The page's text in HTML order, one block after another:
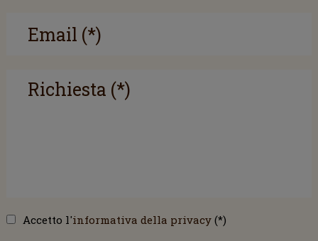
Accetto l'informativa della privacy(*)